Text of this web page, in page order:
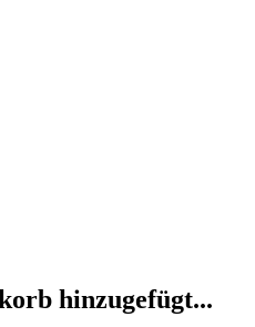
hinzugefügt...